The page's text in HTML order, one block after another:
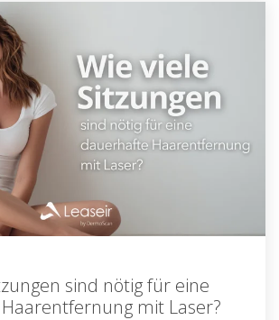
sind nötig für eine
mit Laser?